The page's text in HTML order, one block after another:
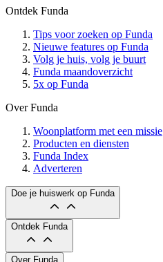
Ontdek Funda
Tips voor zoeken op Funda
Nieuwe features op Funda
Volg je huis, volg je buurt
Funda maandoverzicht
5x op Funda
Over Funda
Woonplatform met een missie
Producten en diensten
Funda Index
Adverteren
Doe je huiswerk op Funda
Ontdek Funda
Over Funda